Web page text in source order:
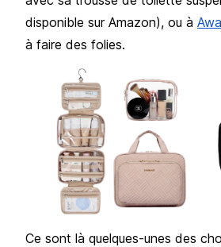
disponible sur Amazon), ou à
à faire des folies.
Ce sont là quelques-unes des